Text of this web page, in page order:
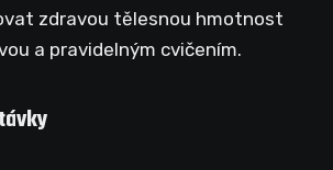
zdravou tělesnou hmotnost
a pravidelným cvičením.